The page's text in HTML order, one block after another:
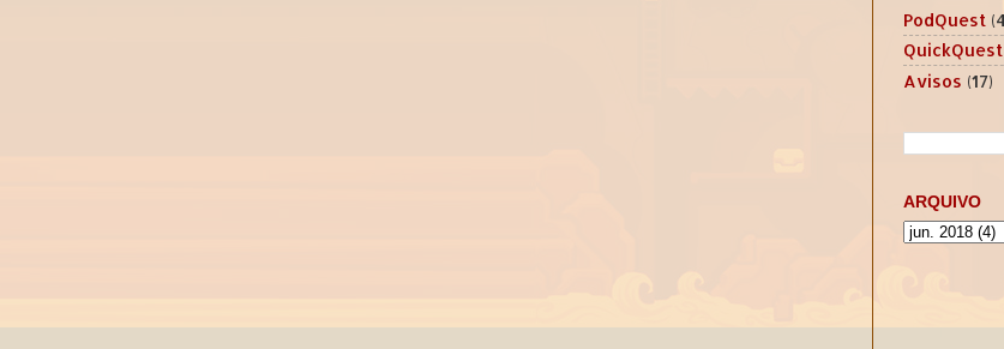
PodQuest
QuickQuest
Avisos (17)
ARQUIVO